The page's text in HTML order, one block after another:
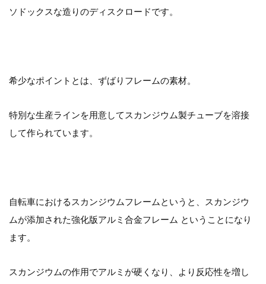
ソドックスな造りのディスクロードです。
希少なポイントとは、ずばりフレームの素材。
特別な生産ラインを用意してスカンジウム製チューブを溶接
して作られています。
自転車におけるスカンジウムフレームというと、スカンジウ
ムが添加された強化版アルミ合金フレーム ということになり
ます。
スカンジウムの作用でアルミが硬くなり、より反応性を増し